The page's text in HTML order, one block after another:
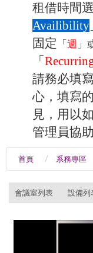
租借時間
Availibility
固定
「 週 」
「
請務必填
心，填寫
見，用以
管理員協
首頁 系務專區
會議室列表 設備列